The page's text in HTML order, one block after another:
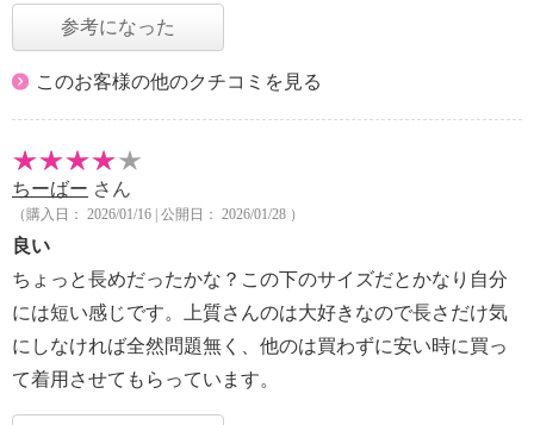
参考になった
このお客様の他のクチコミを見る
ちーばー さん
（購入日： 2026/01/16 | 公開日： 2026/01/28 ）
良い
ちょっと長めだったかな？この下のサイズだとかなり自分
には短い感じです。上質さんのは大好きなので長さだけ気
にしなければ全然問題無く、他のは買わずに安い時に買っ
て着用させてもらっています。